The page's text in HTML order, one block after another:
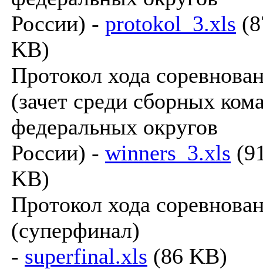
России) - protokol_3.xls
KB)
Протокол хода
(зачет среди сборных
федеральных округов
России) - winners_3.xls
KB)
Протокол хода
(суперфинал)
- superfinal.xls (86 KB)